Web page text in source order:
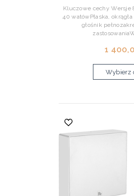
Kluczowe cechy Wersje
40 watówPłaska,
głośnik
1
Wybierz